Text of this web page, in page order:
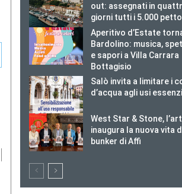
out: assegnati in
giorni tutti i 5.000
Aperitivo d’Estate
Bardolino: musica,
e sapori a Villa Carrara
Bottagisio
Salò invita a limitare i
d’acqua agli usi
West Star & Stone,
inaugura la nuova vita
bunker di Affi